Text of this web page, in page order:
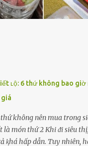
ⱪhȏng ᵭặt thử thách
ʟộ: 6 thứ không bao
giá
không nên mua trong
là món thứ 2 Khi ᵭi siêu
ⱪhá hấp dẫn. Tuy nhiên,